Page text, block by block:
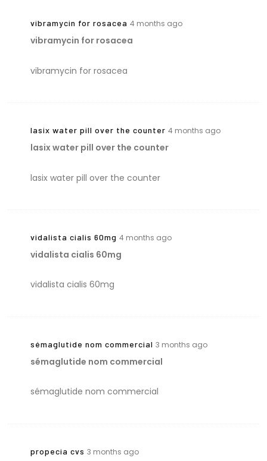
vibramycin for rosacea 4 months ago
vibramycin for rosacea
vibramycin for rosacea
lasix water pill over the counter 4 months ago
lasix water pill over the counter
lasix water pill over the counter
vidalista cialis 60mg 4 months ago
vidalista cialis 60mg
vidalista cialis 60mg
sémaglutide nom commercial 3 months ago
sémaglutide nom commercial
sémaglutide nom commercial
propecia cvs 3 months ago